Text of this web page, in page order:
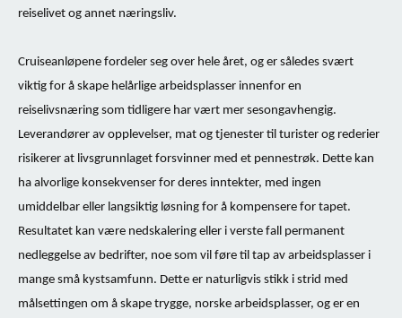
reiselivet og annet næringsliv.
Cruiseanløpene fordeler seg over hele året, og er således svært
viktig for å skape helårlige arbeidsplasser innenfor en
reiselivsnæring som tidligere har vært mer sesongavhengig.
Leverandører av opplevelser, mat og tjenester til turister og rederier
risikerer at livsgrunnlaget forsvinner med et pennestrøk. Dette kan
ha alvorlige konsekvenser for deres inntekter, med ingen
umiddelbar eller langsiktig løsning for å kompensere for tapet.
Resultatet kan være nedskalering eller i verste fall permanent
nedleggelse av bedrifter, noe som vil føre til tap av arbeidsplasser i
mange små kystsamfunn. Dette er naturligvis stikk i strid med
målsettingen om å skape trygge, norske arbeidsplasser, og er en